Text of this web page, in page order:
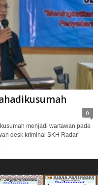
0
menjadi wartawan pada
desk kriminal SKH Radar